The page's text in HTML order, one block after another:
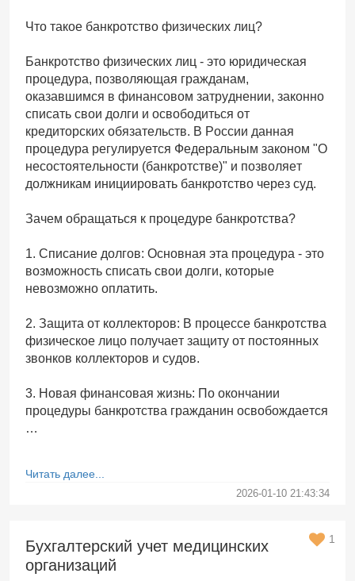
Что такое банкротство физических лиц?
Банкротство физических лиц - это юридическая
процедура, позволяющая гражданам,
оказавшимся в финансовом затруднении, законно
списать свои долги и освободиться от
кредиторских обязательств. В России данная
процедура регулируется Федеральным законом "О
несостоятельности (банкротстве)" и позволяет
должникам инициировать банкротство через суд.
Зачем обращаться к процедуре банкротства?
1. Списание долгов: Основная эта процедура - это
возможность списать свои долги, которые
невозможно оплатить.
2. Защита от коллекторов: В процессе банкротства
физическое лицо получает защиту от постоянных
звонков коллекторов и судов.
3. Новая финансовая жизнь: По окончании
процедуры банкротства гражданин освобождается
…
Читать далее...
2026-01-10 21:43:34
Бухгалтерский учет медицинских
организаций
1